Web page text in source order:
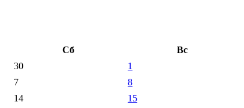
Сб
Вс
30
1
7
8
14
15